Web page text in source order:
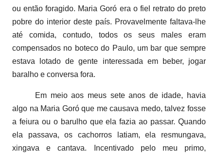
ou então foragido. Maria Goró era o fiel retrato do preto
pobre do interior deste país. Provavelmente faltava-lhe
até comida, contudo, todos os seus males eram
compensados no boteco do Paulo, um bar que sempre
estava lotado de gente interessada em beber, jogar
baralho e conversa fora.
Em meio aos meus sete anos de idade, havia
algo na Maria Goró que me causava medo, talvez fosse
a feiura ou o barulho que ela fazia ao passar. Quando
ela passava, os cachorros latiam, ela resmungava,
xingava e cantava. Incentivado pelo meu primo,